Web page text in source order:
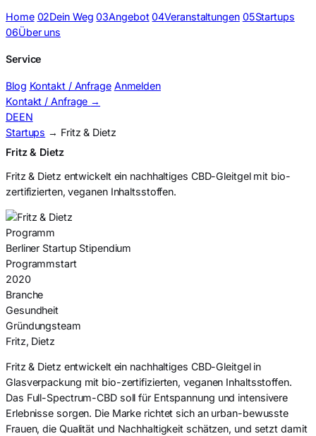
Home 02Dein Weg 03Angebot 04Veranstaltungen 05Startups
06Über uns
Service
Blog Kontakt / Anfrage Anmelden
Kontakt / Anfrage →
DEEN
Startups → Fritz & Dietz
Fritz & Dietz
Fritz & Dietz entwickelt ein nachhaltiges CBD-Gleitgel mit bio-
zertifizierten, veganen Inhaltsstoffen.
Programm
Berliner Startup Stipendium
Programmstart
2020
Branche
Gesundheit
Gründungsteam
Fritz, Dietz
Fritz & Dietz entwickelt ein nachhaltiges CBD-Gleitgel in
Glasverpackung mit bio-zertifizierten, veganen Inhaltsstoffen.
Das Full-Spectrum-CBD soll für Entspannung und intensivere
Erlebnisse sorgen. Die Marke richtet sich an urban-bewusste
Frauen, die Qualität und Nachhaltigkeit schätzen, und setzt damit